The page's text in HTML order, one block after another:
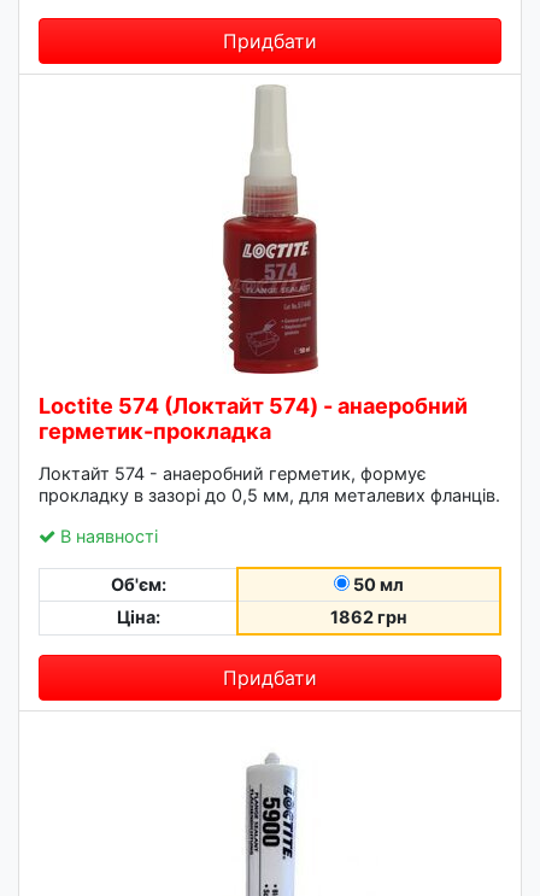
Придбати
Loctite 574 (Локтайт 574) - анаеробний
герметик-прокладка
Локтайт 574 - анаеробний герметик, формує
прокладку в зазорі до 0,5 мм, для металевих фланців.
В наявності
Об'єм:
50 мл
Ціна:
1862 грн
Придбати